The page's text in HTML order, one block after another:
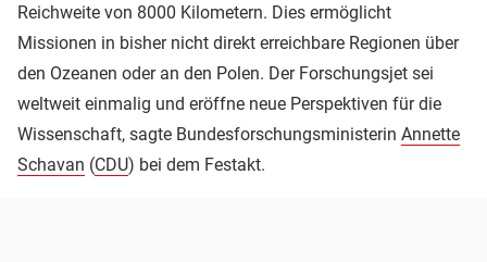
Reichweite von 8000 Kilometern. Dies ermöglicht
Missionen in bisher nicht direkt erreichbare Regionen über
den Ozeanen oder an den Polen. Der Forschungsjet sei
weltweit einmalig und eröffne neue Perspektiven für die
Wissenschaft, sagte Bundesforschungsministerin Annette
Schavan (CDU) bei dem Festakt.